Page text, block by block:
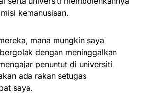
kemanusiaan.
mana mungkin saya
dengan meninggalkan
penuntut di universiti.
ada rakan setugas
saya.